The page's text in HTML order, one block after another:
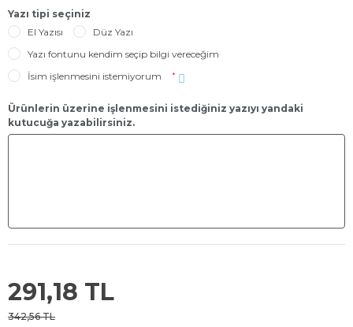
Yazı tipi seçiniz
El Yazısı
Düz Yazı
Yazı fontunu kendim seçip bilgi vereceğim
İsim işlenmesini istemiyorum
*
Ürünlerin üzerine işlenmesini istediğiniz yazıyı yandaki
kutucuğa yazabilirsiniz.
291,18 TL
342,56 TL